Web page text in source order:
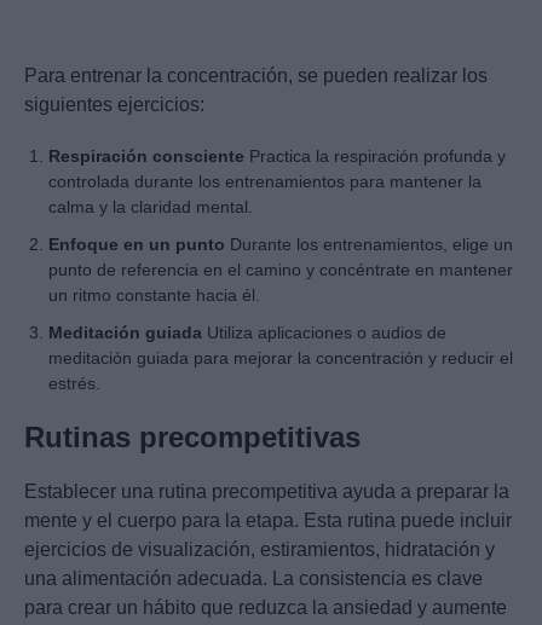
Para entrenar la concentración, se pueden realizar los
siguientes ejercicios:
Respiración consciente Practica la respiración profunda y
controlada durante los entrenamientos para mantener la
calma y la claridad mental.
Enfoque en un punto Durante los entrenamientos, elige un
punto de referencia en el camino y concéntrate en mantener
un ritmo constante hacia él.
Meditación guiada Utiliza aplicaciones o audios de
meditación guiada para mejorar la concentración y reducir el
estrés.
Rutinas precompetitivas
Establecer una rutina precompetitiva ayuda a preparar la
mente y el cuerpo para la etapa. Esta rutina puede incluir
ejercicios de visualización, estiramientos, hidratación y
una alimentación adecuada. La consistencia es clave
para crear un hábito que reduzca la ansiedad y aumente